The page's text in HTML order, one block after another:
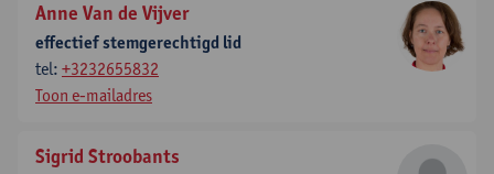
Anne Van de Vijver
effectief stemgerechtigd lid
tel: +3232655832
Toon e-mailadres
Sigrid Stroobants